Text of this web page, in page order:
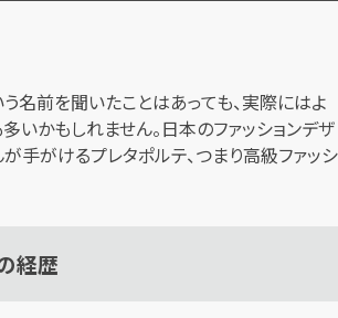
う名前を聞いたことはあっても、実際にはよ
いかもしれません。日本のファッションデザ
手がけるプレタポルテ、つまり高級ファッシ
経歴